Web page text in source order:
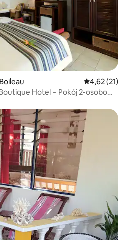
Średnia
4,62 (21)
Hotel ~ Pokój 2-osobowy